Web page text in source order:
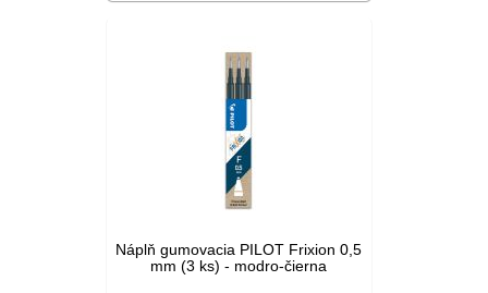
Náplň gumovacia PILOT Frixion 0,5
mm (3 ks) - modro-čierna